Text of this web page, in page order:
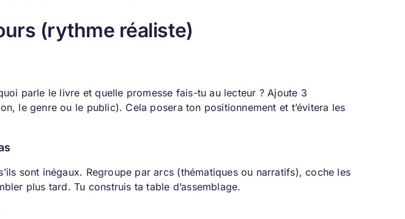
(rythme réaliste)
parle le livre et quelle promesse fais-tu au lecteur ? Ajoute 3
le genre ou le public). Cela posera ton positionnement et t’évitera les
sont inégaux. Regroupe par arcs (thématiques ou narratifs), coche les
plus tard. Tu construis ta table d’assemblage.